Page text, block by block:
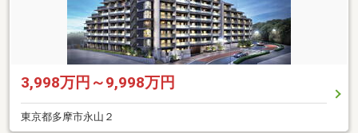
3,998万円～9,998万円
東京都多摩市永山２